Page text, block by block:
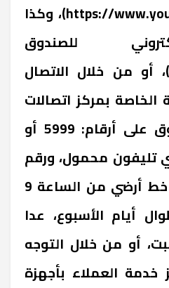
(https://www.youtube.com/shmffeg)، وكذا
للصندوق
(www.shmff.gov.eg)، أو من خلال الاتصال
الخاصة بمركز اتصالات
خدمة عملاء الصندوق على أرقام: 5999 أو
من أي تليفون محمول، ورقم
090071117 من أي خط أرضي من الساعة 9
طوال أيام الأسبوع، عدا
أو من خلال التوجه
العملاء بأجهزة